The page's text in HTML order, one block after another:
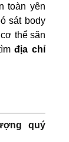
toàn yên
sát body
thể săn
địa chỉ
quý